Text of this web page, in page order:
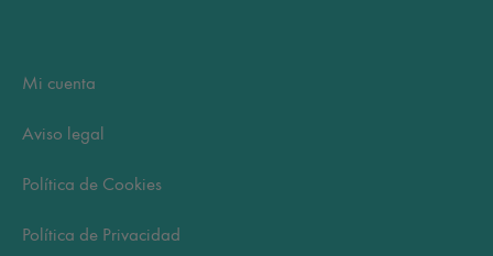
Mi cuenta
Aviso legal
Política de Cookies
Política de Privacidad